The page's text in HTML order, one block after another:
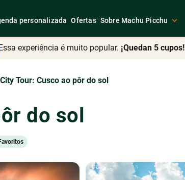
personalizada Ofertas Sobre Machu Picchu
experiência é muito popular. ¡Quedan 5 cupos!
City Tour: Cusco ao pôr do sol
do sol